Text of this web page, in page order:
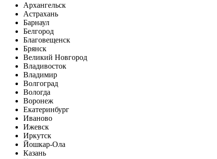
Архангельск
Астрахань
Барнаул
Белгород
Благовещенск
Брянск
Великий Новгород
Владивосток
Владимир
Волгоград
Вологда
Воронеж
Екатеринбург
Иваново
Ижевск
Иркутск
Йошкар-Ола
Казань